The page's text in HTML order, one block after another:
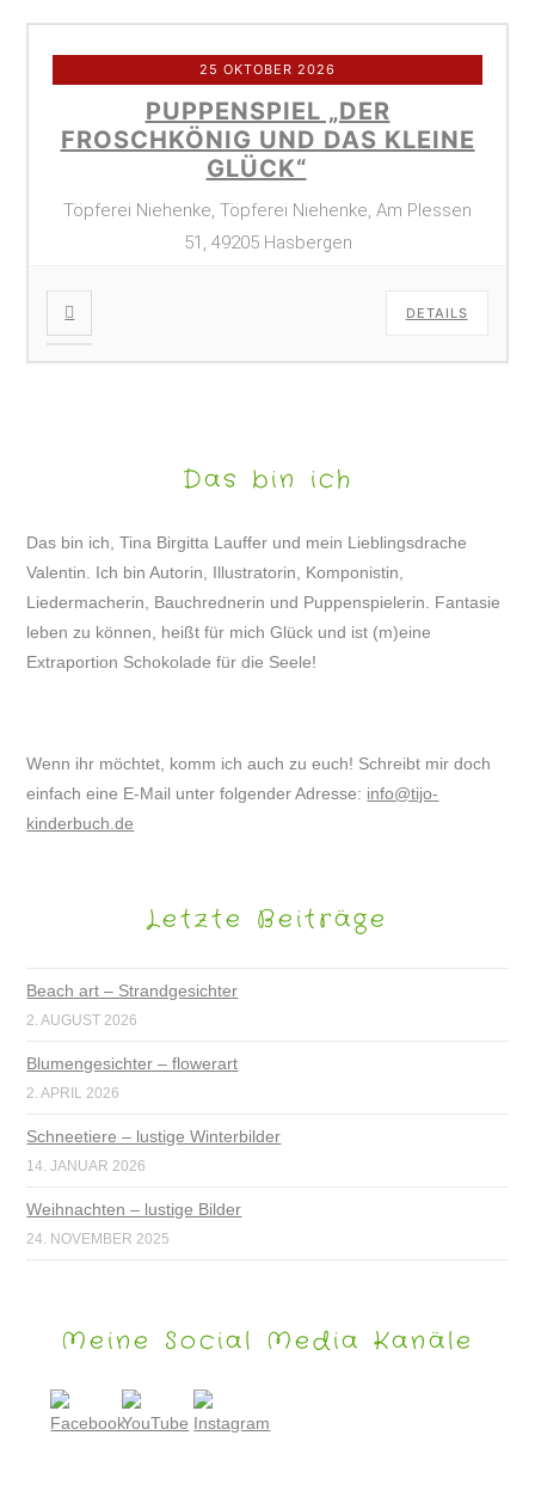
25 OKTOBER 2026
PUPPENSPIEL „DER
FROSCHKÖNIG UND DAS KLEINE
GLÜCK“
Töpferei Niehenke, Töpferei Niehenke, Am Plessen
51, 49205 Hasbergen
DETAILS
Das bin ich
Das bin ich, Tina Birgitta Lauffer und mein Lieblingsdrache
Valentin. Ich bin Autorin, Illustratorin, Komponistin,
Liedermacherin, Bauchrednerin und Puppenspielerin. Fantasie
leben zu können, heißt für mich Glück und ist (m)eine
Extraportion Schokolade für die Seele!
Wenn ihr möchtet, komm ich auch zu euch! Schreibt mir doch
einfach eine E-Mail unter folgender Adresse: info@tijo-
kinderbuch.de
Letzte Beiträge
Beach art – Strandgesichter
2. AUGUST 2026
Blumengesichter – flowerart
2. APRIL 2026
Schneetiere – lustige Winterbilder
14. JANUAR 2026
Weihnachten – lustige Bilder
24. NOVEMBER 2025
Meine Social Media Kanäle